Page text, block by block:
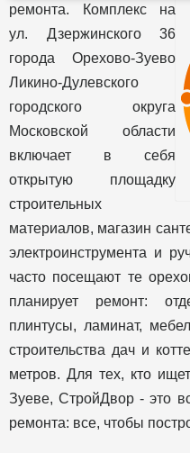
ремонта. Комплекс на
ул. Дзержинского 36
города Орехово-Зуево
Ликино-Дулевского
городского округа
Московской области
включает в себя
открытую площадку
строительных
материалов, магазин
электроинструмента и
часто посещают те
планирует ремонт:
плинтусы, ламинат,
строительства дач и
метров. Для тех, кто
Зуеве, СтройДвор - это
ремонта: все, чтобы